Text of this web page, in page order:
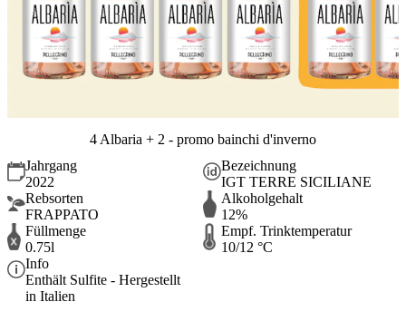
4 Albaria + 2 - promo bainchi d'inverno
Jahrgang
2022
Bezeichnung
IGT TERRE SICILIANE
Rebsorten
FRAPPATO
Alkoholgehalt
12%
Füllmenge
0.75l
Empf. Trinktemperatur
10/12 °C
Info
Enthält Sulfite - Hergestellt
in Italien